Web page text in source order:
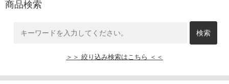
商品検索
＞＞ 絞り込み検索はこちら ＜＜